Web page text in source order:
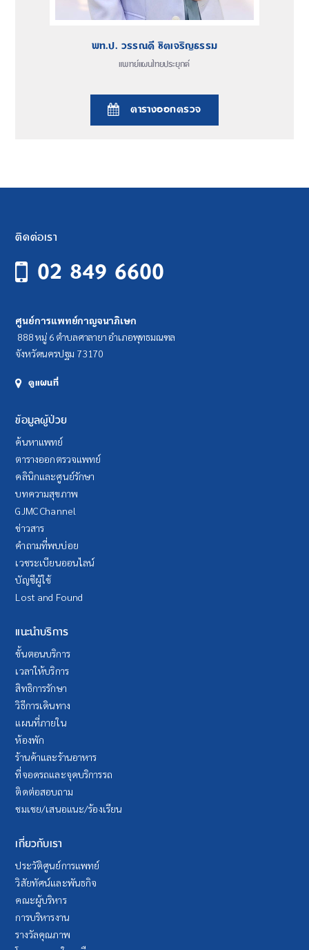
แพทย์แผนไทยประยุกต์
พท.ป. วรรณดี ชิตเจริญธรรม
ตารางออกตรวจ
ติดต่อเรา
02 849 6600
ศูนย์การแพทย์กาญจนาภิเษก
888 หมู่ 6 ตำบลศาลายา อำเภอพุทธมณฑล
จังหวัดนครปฐม 73170
ดูแผนที่
ข้อมูลผู้ป่วย
ค้นหาแพทย์
ตารางออกตรวจแพทย์
คลินิกและศูนย์รักษา
บทความสุขภาพ
GJMC Channel
ข่าวสาร
คำถามที่พบบ่อย
เวชระเบียนออนไลน์
บัญชีผู้ใช้
Lost and Found
แนะนำบริการ
ขั้นตอนบริการ
เวลาให้บริการ
สิทธิการรักษา
วิธีการเดินทาง
แผนที่ภายใน
ห้องพัก
ร้านค้าและร้านอาหาร
ที่จอดรถและจุดบริการรถ
ติดต่อสอบถาม
ชมเชย/เสนอแนะ/ร้องเรียน
เกี่ยวกับเรา
ประวัติศูนย์การแพทย์
วิสัยทัศน์และพันธกิจ
คณะผู้บริหาร
การบริหารงาน
รางวัลคุณภาพ